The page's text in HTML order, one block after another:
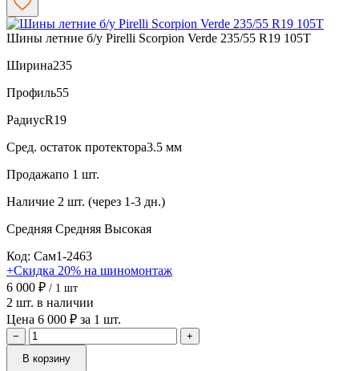
Шины летние б/у Pirelli Scorpion Verde 235/55 R19 105T
Ширина235
Профиль55
РадиусR19
Сред. остаток протектора3.5 мм
Продажапо 1 шт.
Наличие 2 шт. (через 1-3 дн.)
Средняя Средняя Высокая
Код: Сам1-2463
+Скидка 20% на шиномонтаж
6 000 ₽ / 1 шт
2 шт. в наличии
Цена 6 000 ₽ за 1 шт.
−
+
В корзину